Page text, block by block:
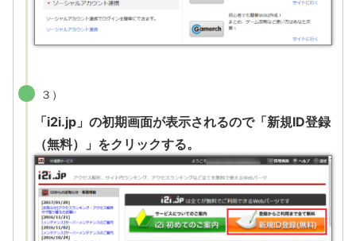
３）
「i2i.jp」の初期画面が表示されるので「新規ID登録
（無料）」をクリックする。